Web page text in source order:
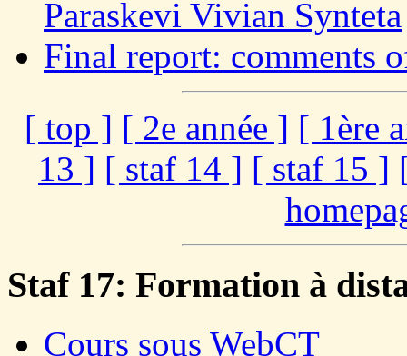
Paraskevi Vivian Synteta
Final report: comments
[ top ] [ 2e année ] [ 1ère
13 ] [ staf 14 ] [ staf 15 ]
Staf 17: Formation à
Cours sous WebCT